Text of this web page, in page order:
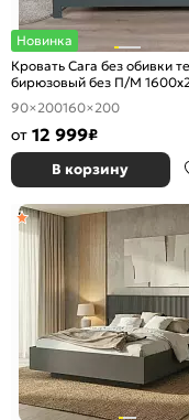
Новинка
Кровать Сага без обивки
бирюзовый без П/М
ортопедическое основание,
изголовье жесткое
90×200160×200
от 12 999₽
В корзину